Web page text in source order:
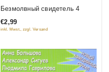
of
Безмолвный свидетель 4
€2,99
inkl. Mwst., zzgl. Versand